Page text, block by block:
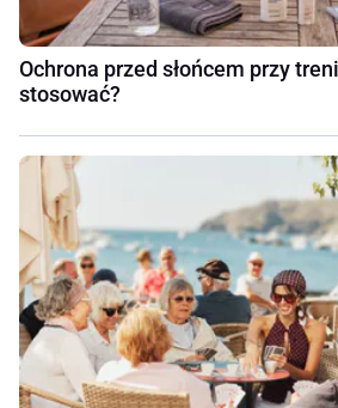
Ochrona przed słońcem przy
stosować?